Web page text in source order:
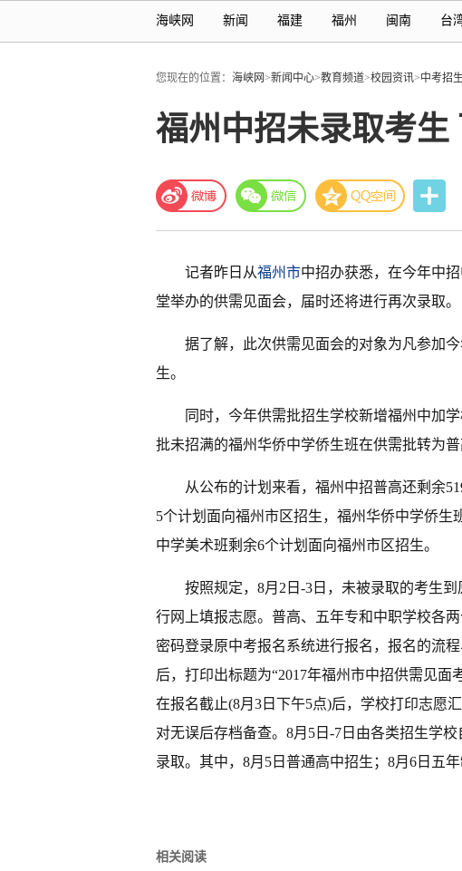
海峡网 新闻 福建 福州 闽南 台
您现在的位置： 海峡网>新闻中心>教育频道>校园资讯>中考招生
福州中招未录取考生
记者昨日从福州市中招办获悉，在今年中
堂举办的供需见面会，届时还将进行再次录取。
据了解，此次供需见面会的对象为凡参加
生。
同时，今年供需批招生学校新增福州中加
批未招满的福州华侨中学侨生班在供需批转为普
从公布的计划来看，福州中招普高还剩余
5个计划面向福州市区招生，福州华侨中学侨
中学美术班剩余6个计划面向福州市区招生。
按照规定，8月2日-3日，未被录取的考生
行网上填报志愿。普高、五年专和中职学校各
密码登录原中考报名系统进行报名，报名的流
后，打印出标题为“2017年福州市中招供需见面
在报名截止(8月3日下午5点)后，学校打印志愿
对无误后存档备查。8月5日-7日由各类招生学
录取。其中，8月5日普通高中招生；8月6日五
相关阅读